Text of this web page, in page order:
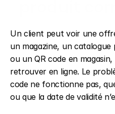
Un client peut voir une
un magazine, un catalogue
ou un QR code en
retrouver en ligne. Le
code ne fonctionne pas,
ou que la date de validité